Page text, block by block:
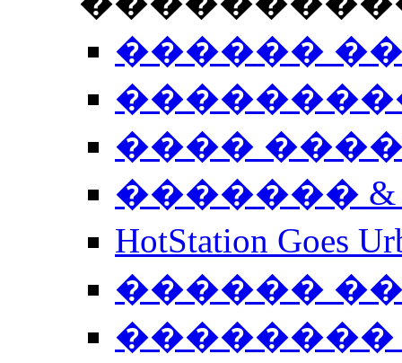
������
����
�������
HotStation
������
��������